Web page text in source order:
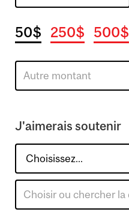
50$ 250$ 500$
J'aimerais soutenir